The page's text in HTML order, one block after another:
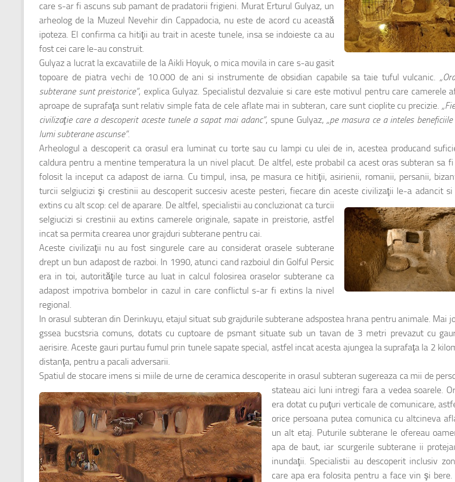
care s-ar fi ascuns sub pamant de pradatorii frigieni. Murat Erturul Gulyaz, un
arheolog de la Muzeul Nevehir din Cappadocia, nu este de acord cu această
ipoteza. El confirma ca hitiţii au trait in aceste tunele, insa se indoieste ca au
fost cei care le-au construit.
Gulyaz a lucrat la excavatiile de la Aikli Hoyuk, o mica movila in care s-au gasit
topoare de piatra vechi de 10.000 de ani si instrumente de obsidian capabile sa taie tuful vulcanic.
subterane sunt preistorice”, explica Gulyaz. Specialistul dezvaluie si care este motivul pentru care camerele
aproape de suprafaţa sunt relativ simple fata de cele aflate mai in subteran, care sunt cioplite cu precizie.
civilizaţie care a descoperit aceste tunele a sapat mai adanc”, spune Gulyaz,„pe masura ce a inteles
lumi subterane ascunse”.
Arheologul a descoperit ca orasul era luminat cu torte sau cu lampi cu ulei de in, acestea producand
caldura pentru a mentine temperatura la un nivel placut. De altfel, este probabil ca acest oras subteran sa
folosit la inceput ca adapost de iarna. Cu timpul, insa, pe masura ce hitiţii, asirienii, romanii, persanii,
turcii selgiucizi şi crestinii au descoperit succesiv aceste pesteri, fiecare din aceste civilizaţii le-a adancit
extins cu alt scop: cel de aparare. De altfel, specialistii au concluzionat ca turcii
selgiucizi si crestinii au extins camerele originale, sapate in preistorie, astfel
incat sa permita crearea unor grajduri subterane pentru cai.
Aceste civilizaţii nu au fost singurele care au considerat orasele subterane
drept un bun adapost de razboi. In 1990, atunci cand razboiul din Golful Persic
era in toi, autorităţile turce au luat in calcul folosirea oraselor subterane ca
adapost impotriva bombelor in cazul in care conflictul s-ar fi extins la nivel
regional.
In orasul subteran din Derinkuyu, etajul situat sub grajdurile subterane adspostea hrana pentru animale. Mai
gssea bucstsria comuns, dotats cu cuptoare de psmant situate sub un tavan de 3 metri prevazut cu
aerisire. Aceste gauri purtau fumul prin tunele sapate special, astfel incat acesta ajungea la suprafaţa la 2
distanţa, pentru a pacali adversarii.
Spatiul de stocare imens si miile de urne de ceramica descoperite in orasul subteran sugereaza ca mii de
stateau aici luni intregi fara a vedea soarele.
era dotat cu puţuri verticale de comunicare,
orice persoana putea comunica cu altcineva
un alt etaj. Puturile subterane le ofereau
apa de baut, iar scurgerile subterane ii
inundaţii. Specialistii au descoperit inclusiv
care apa era folosita pentru a face vin şi bere.